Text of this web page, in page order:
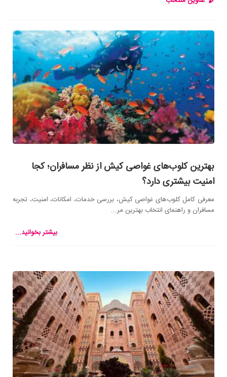
بهترین کلوب‌های غواصی کیش از نظر مسافران؛ کجا
امنیت بیشتری دارد؟
معرفی کامل کلوب‌های غواصی کیش، بررسی خدمات، امکانات، امنیت، تجربه
مسافران و راهنمای انتخاب بهترین مر...
بیشتر بخوانید...